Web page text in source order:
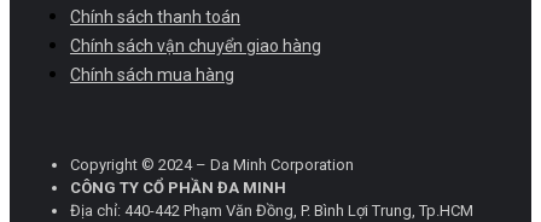
Chính sách thanh toán
Chính sách vận chuyển giao hàng
Chính sách mua hàng
Copyright © 2024 – Da Minh Corporation
CÔNG TY CỔ PHẦN ĐA MINH
Địa chỉ: 440-442 Phạm Văn Đồng, P. Bình Lợi Trung, Tp.HCM